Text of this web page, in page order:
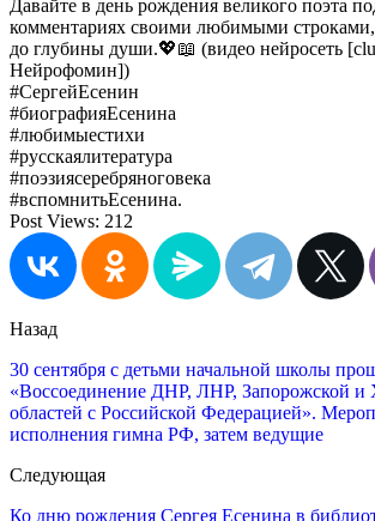
Давайте в день рождения великого поэта
комментариях своими любимыми
до глубины души.💖📖 (видео нейросеть
Нейрофомин])
#СергейЕсенин
#биографияЕсенина
#любимыестихи
#русскаялитература
#поэзиясеребряноговека
#вспомнитьЕсенина.
Post Views: 212
Назад
30 сентября с детьми начальной школы
«Воссоединение ДНР, ЛНР, Запорожской и
областей с Российской Федерацией».
исполнения гимна РФ, затем ведущие
Следующая
Ко дню рождения Сергея Есенина в